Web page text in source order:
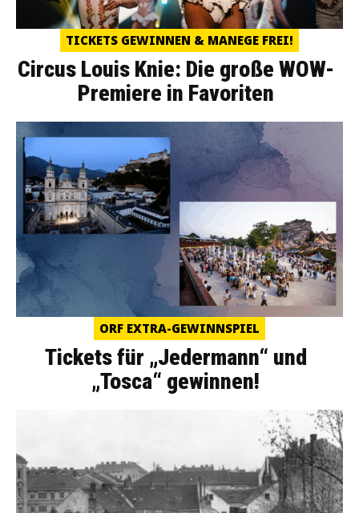
TICKETS GEWINNEN & MANEGE FREI!
Circus Louis Knie: Die große WOW-
Premiere in Favoriten
ORF EXTRA-GEWINNSPIEL
Tickets für „Jedermann“ und
„Tosca“ gewinnen!